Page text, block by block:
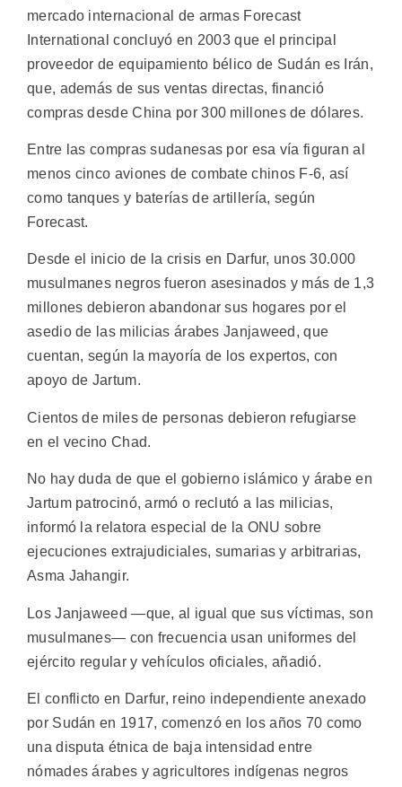
mercado internacional de armas Forecast
International concluyó en 2003 que el principal
proveedor de equipamiento bélico de Sudán es Irán,
que, además de sus ventas directas, financió
compras desde China por 300 millones de dólares.
Entre las compras sudanesas por esa vía figuran al
menos cinco aviones de combate chinos F-6, así
como tanques y baterías de artillería, según
Forecast.
Desde el inicio de la crisis en Darfur, unos 30.000
musulmanes negros fueron asesinados y más de 1,3
millones debieron abandonar sus hogares por el
asedio de las milicias árabes Janjaweed, que
cuentan, según la mayoría de los expertos, con
apoyo de Jartum.
Cientos de miles de personas debieron refugiarse
en el vecino Chad.
No hay duda de que el gobierno islámico y árabe en
Jartum patrocinó, armó o reclutó a las milicias,
informó la relatora especial de la ONU sobre
ejecuciones extrajudiciales, sumarias y arbitrarias,
Asma Jahangir.
Los Janjaweed —que, al igual que sus víctimas, son
musulmanes— con frecuencia usan uniformes del
ejército regular y vehículos oficiales, añadió.
El conflicto en Darfur, reino independiente anexado
por Sudán en 1917, comenzó en los años 70 como
una disputa étnica de baja intensidad entre
nómades árabes y agricultores indígenas negros